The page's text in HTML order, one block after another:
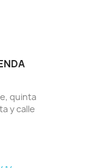
quinta
y calle